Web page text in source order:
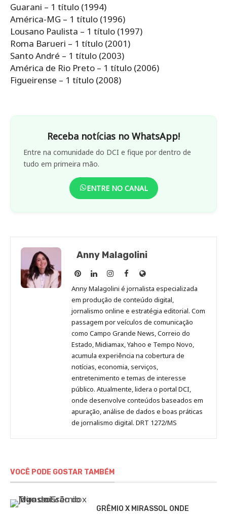
Guarani – 1 título (1994)
América-MG – 1 título (1996)
Lousano Paulista – 1 título (1997)
Roma Barueri – 1 título (2001)
Santo André – 1 título (2003)
América de Rio Preto – 1 título (2006)
Figueirense – 1 título (2008)
Receba notícias no WhatsApp!
Entre na comunidade do DCI e fique por dentro de
tudo em primeira mão.
ENTRE NO CANAL
Anny Malagolini
Anny
Malagolini
no
Pinterest
Anny
Malagolini
no
LinkedIn
Anny
Malagolini
no
Instagram
Anny
Malagolini
no
Facebook
Site
de
Anny
Malagolini
Anny Malagolini é jornalista especializada
em produção de conteúdo digital,
jornalismo online e estratégia editorial. Com
passagem por veículos de comunicação
como Campo Grande News, Correio do
Estado, Midiamax, Yahoo e Tempo Novo,
acumula experiência na cobertura de
notícias, economia, serviços,
entretenimento e temas de interesse
público. Atualmente, lidera o portal DCI,
onde desenvolve conteúdos baseados em
apuração, análise de dados e boas práticas
de jornalismo digital. DRT 1272/MS
VOCÊ PODE GOSTAR TAMBÉM
GRÊMIO X MIRASSOL ONDE